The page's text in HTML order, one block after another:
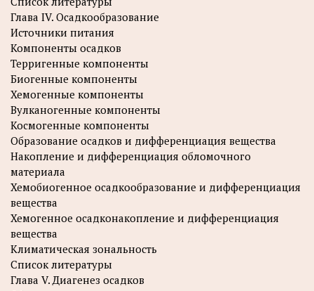
Глава IV. Осадкообразование
Источники питания
Компоненты осадков
Терригенные компоненты
Биогенные компоненты
Хемогенные компоненты
Вулканогенные компоненты
Космогенные компоненты
Образование осадков и дифференциация вещества
Накопление и дифференциация обломочного
материала
Хемобиогенное осадкообразование и дифференциация
вещества
Хемогенное осадконакопление и дифференциация
вещества
Климатическая зональность
Список литературы
Глава V. Диагенез осадков